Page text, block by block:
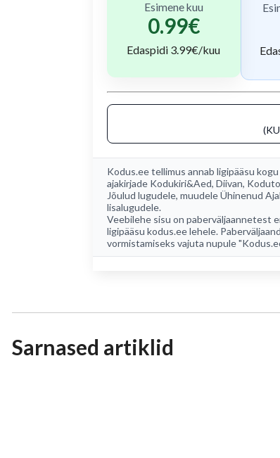
Esimene kuu
0.99€
Edaspidi 3.99€/kuu
Kodus.ee tellimus annab ligipääsu kogu
ajakirjade Kodukiri&Aed, Diivan,
Jõulud lugudele, muudele Ühinenud
lisalugudele.
Veebilehe sisu on paberväljaannetest
ligipääsu kodus.ee lehele.
vormistamiseks vajuta nupule
Sarnased artiklid